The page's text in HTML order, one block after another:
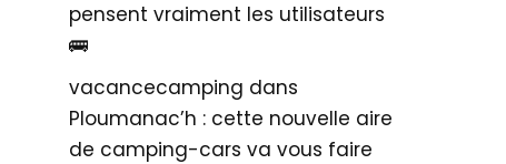
pensent vraiment les utilisateurs
🚌
vacancecamping dans
Ploumanac’h : cette nouvelle aire
de camping-cars va vous faire